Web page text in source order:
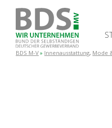
BDS M-V Innenausstattung, Mode